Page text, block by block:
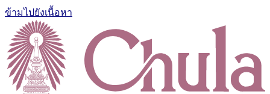
ข้ามไปยังเนื้อหา